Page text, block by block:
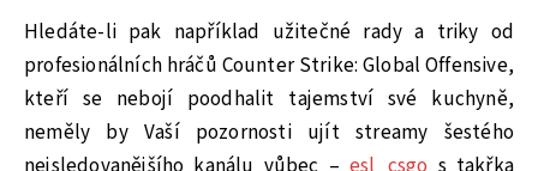
Hledáte-li pak například užitečné rady a triky od
profesionálních hráčů Counter Strike: Global Offensive,
kteří se nebojí poodhalit tajemství své kuchyně,
neměly by Vaší pozornosti ujít streamy šestého